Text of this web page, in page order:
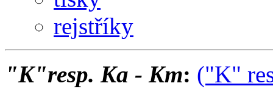
rejstříky
"K"resp. Ka - Km: ("K"